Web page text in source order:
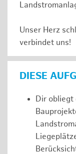
Unser Herz
verbindet uns!
DIESE
Dir obliegt